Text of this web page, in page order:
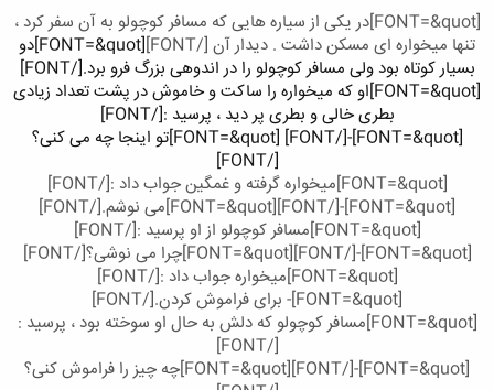
ع
[FONT=&quot]در یکی از سیاره هایی که مسافر کوچولو به آن سفر کرد ،
تنها میخواره ای مسکن داشت . دیدار آن [/FONT]
[FONT=&quot]دو
بسیار کوتاه بود ولی مسافر کوچولو را در اندوهی بزرگ فرو برد.[/FONT]​
[FONT=&quot]او که میخواره را ساکت و خاموش در پشت تعداد زیادی
بطری خالی و بطری پر دید ، پرسید :[/FONT]​
[FONT=&quot]-[/FONT] [FONT=&quot]تو اینجا چه می کنی؟
[/FONT]​
[FONT=&quot]میخواره گرفته و غمگین جواب داد :[/FONT]
[FONT=&quot]-[/FONT]
[FONT=&quot]می نوشم.[/FONT]
[FONT=&quot]مسافر کوچولو از او پرسید :[/FONT]
[FONT=&quot]-[/FONT]
[FONT=&quot]چرا می نوشی؟[/FONT]
[FONT=&quot]میخواره جواب داد :[/FONT]
[FONT=&quot]- برای فراموش کردن.[/FONT]
[FONT=&quot]مسافر کوچولو که دلش به حال او سوخته بود ، پرسید :
[/FONT]
[FONT=&quot]-[/FONT]
[FONT=&quot]چه چیز را فراموش کنی؟